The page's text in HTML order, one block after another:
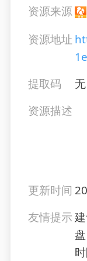
资源来源
资源地址
提取码
无
资源描述
更新时间
友情提示